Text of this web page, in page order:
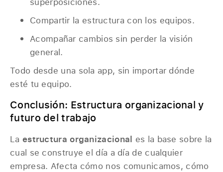
Compartir la estructura con los equipos.
Acompañar cambios sin perder la visión
general.
Todo desde una sola app, sin importar dónde
esté tu equipo.
Conclusión: Estructura organizacional y
futuro del trabajo
La estructura organizacional es la base sobre la
cual se construye el día a día de cualquier
empresa. Afecta cómo nos comunicamos, cómo